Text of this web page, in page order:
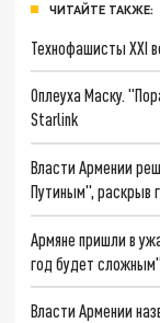
ЧИТАЙТЕ ТАКЖЕ:
Технофашисты XXI
Оплеуха Маску.
Starlink
Власти Армении
Путиным", раскрыв
Армяне пришли в
год будет сложным"
Власти Армении